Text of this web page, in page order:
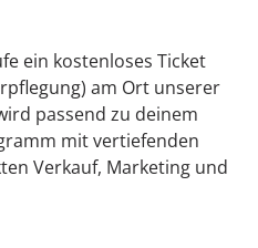
ein kostenloses Ticket
am Ort unserer
passend zu deinem
mit vertiefenden
Verkauf, Marketing und